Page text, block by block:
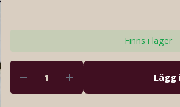
Finns i lager
Lägg